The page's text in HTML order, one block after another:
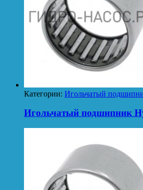
Категории: Игольчатый
Игольчатый подшипник